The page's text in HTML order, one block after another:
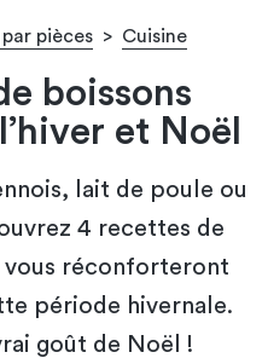
pièces > Cuisine
boissons
et Noël
lait de poule ou
4 recettes de
vous réconforteront
période hivernale.
goût de Noël !